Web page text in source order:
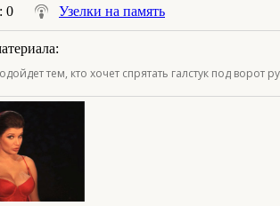
: 0 Узелки на память
:
тем, кто хочет спрятать галстук под